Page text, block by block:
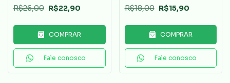
R$26,00 R$22,90
COMPRAR
Fale conosco
R$18,00 R$15,90
COMPRAR
Fale conosco